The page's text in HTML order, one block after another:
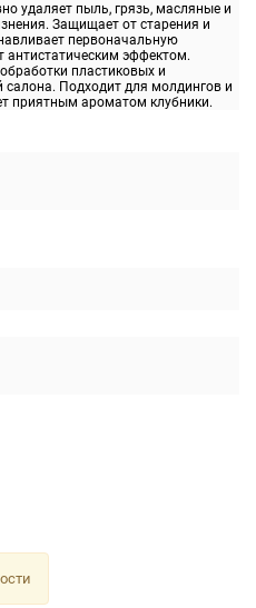
удаляет пыль, грязь, масляные и
Защищает от старения и
первоначальную
антистатическим эффектом.
пластиковых и
салона. Подходит для молдингов и
приятным ароматом клубники.